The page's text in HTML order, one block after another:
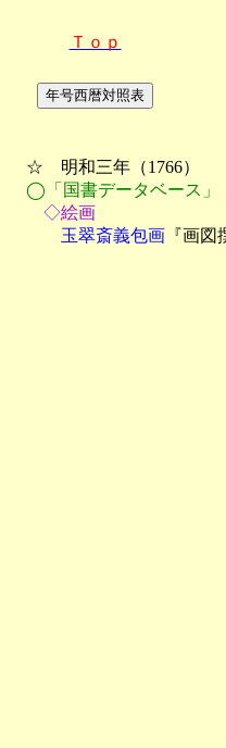
Ｔｏｐ
☆　明和三年（1766）
◯「国書データベース」
◇絵画
玉翠斎義包画